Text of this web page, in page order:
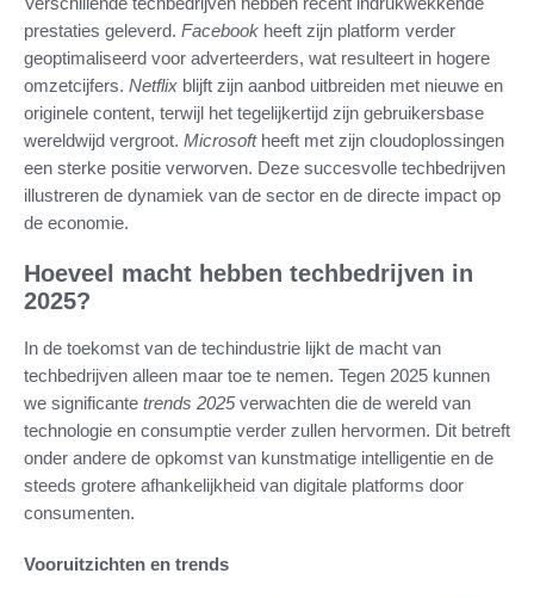
prestaties geleverd. Facebook heeft zijn platform verder
geoptimaliseerd voor adverteerders, wat resulteert in hogere
omzetcijfers. Netflix blijft zijn aanbod uitbreiden met nieuwe en
originele content, terwijl het tegelijkertijd zijn gebruikersbase
wereldwijd vergroot. Microsoftheeft met zijn cloudoplossingen
een sterke positie verworven. Deze succesvolle techbedrijven
illustreren de dynamiek van de sector en de directe impact op
de economie.
Hoeveel macht hebben techbedrijven in
2025?
In de toekomst van de techindustrie lijkt de macht van
techbedrijven alleen maar toe te nemen. Tegen 2025 kunnen
we significante trends 2025verwachten die de wereld van
technologie en consumptie verder zullen hervormen. Dit betreft
onder andere de opkomst van kunstmatige intelligentie en de
steeds grotere afhankelijkheid van digitale platforms door
consumenten.
Vooruitzichten en trends